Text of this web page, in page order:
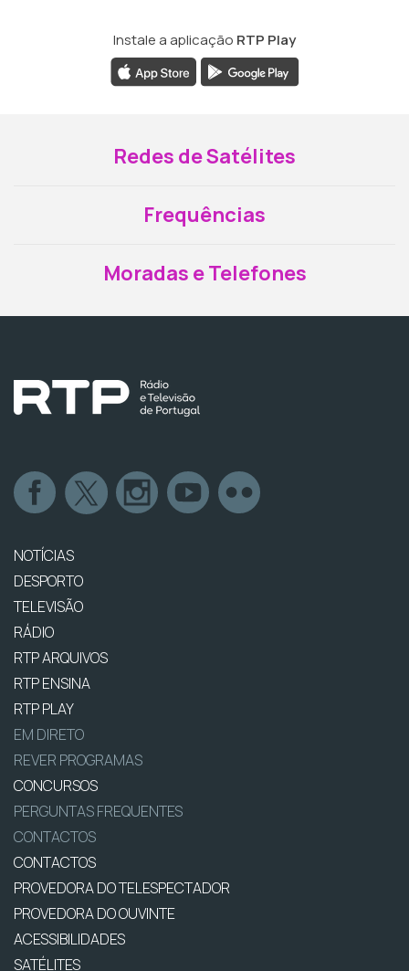
Instale a aplicação RTP Play
Redes de Satélites
Frequências
Moradas e Telefones
NOTÍCIAS
DESPORTO
TELEVISÃO
RÁDIO
RTP ARQUIVOS
RTP ENSINA
RTP PLAY
EM DIRETO
REVER PROGRAMAS
CONCURSOS
PERGUNTAS FREQUENTES
CONTACTOS
CONTACTOS
PROVEDORA DO TELESPECTADOR
PROVEDORA DO OUVINTE
ACESSIBILIDADES
SATÉLITES